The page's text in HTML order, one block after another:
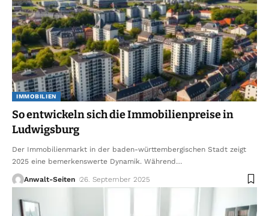
IMMOBILIEN
So entwickeln sich die Immobilienpreise in
Ludwigsburg
Der Immobilienmarkt in der baden-württembergischen Stadt zeigt
2025 eine bemerkenswerte Dynamik. Während …
Anwalt-Seiten 26. September 2025